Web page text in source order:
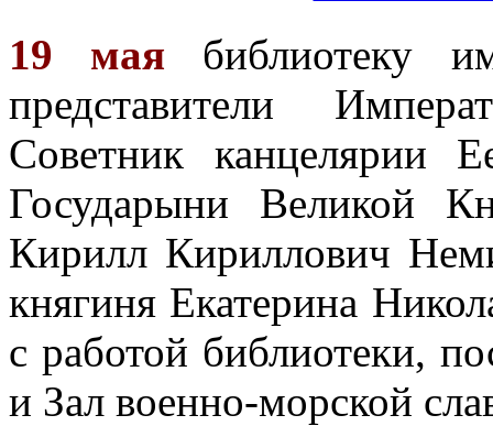
19 мая библиотеку
представители
Советник канцелярии
Государыни Великой
Кирилл Кириллович
княгиня Екатерина
с работой библиотеки,
и Зал военно-морской